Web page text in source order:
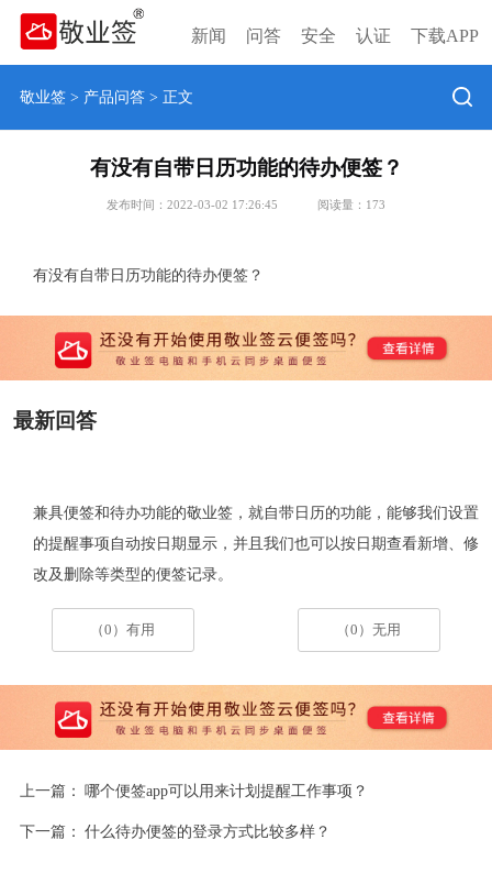
新闻 问答 安全 认证 下载APP
敬业签> 产品问答> 正文
有没有自带日历功能的待办便签？
发布时间：2022-03-02 17:26:45 阅读量： 173
有没有自带日历功能的待办便签？
最新回答
兼具便签和待办功能的敬业签，就自带日历的功能，能够我们设置
的提醒事项自动按日期显示，并且我们也可以按日期查看新增、修
改及删除等类型的便签记录。
（0）有用 （0）无用
上一篇： 哪个便签app可以用来计划提醒工作事项？
下一篇： 什么待办便签的登录方式比较多样？